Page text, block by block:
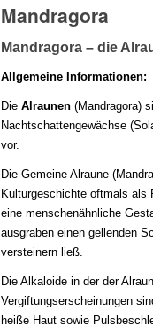
Mandragora
Mandragora – die
Allgemeine Informationen:
Die Alraunen (Mandragora)
Nachtschattengewächse
vor.
Die Gemeine Alraune (
Kulturgeschichte oftmals als
eine menschenähnliche
ausgraben einen gellenden
versteinern ließ.
Die Alkaloide in der der
Vergiftungserscheinungen
heiße Haut sowie